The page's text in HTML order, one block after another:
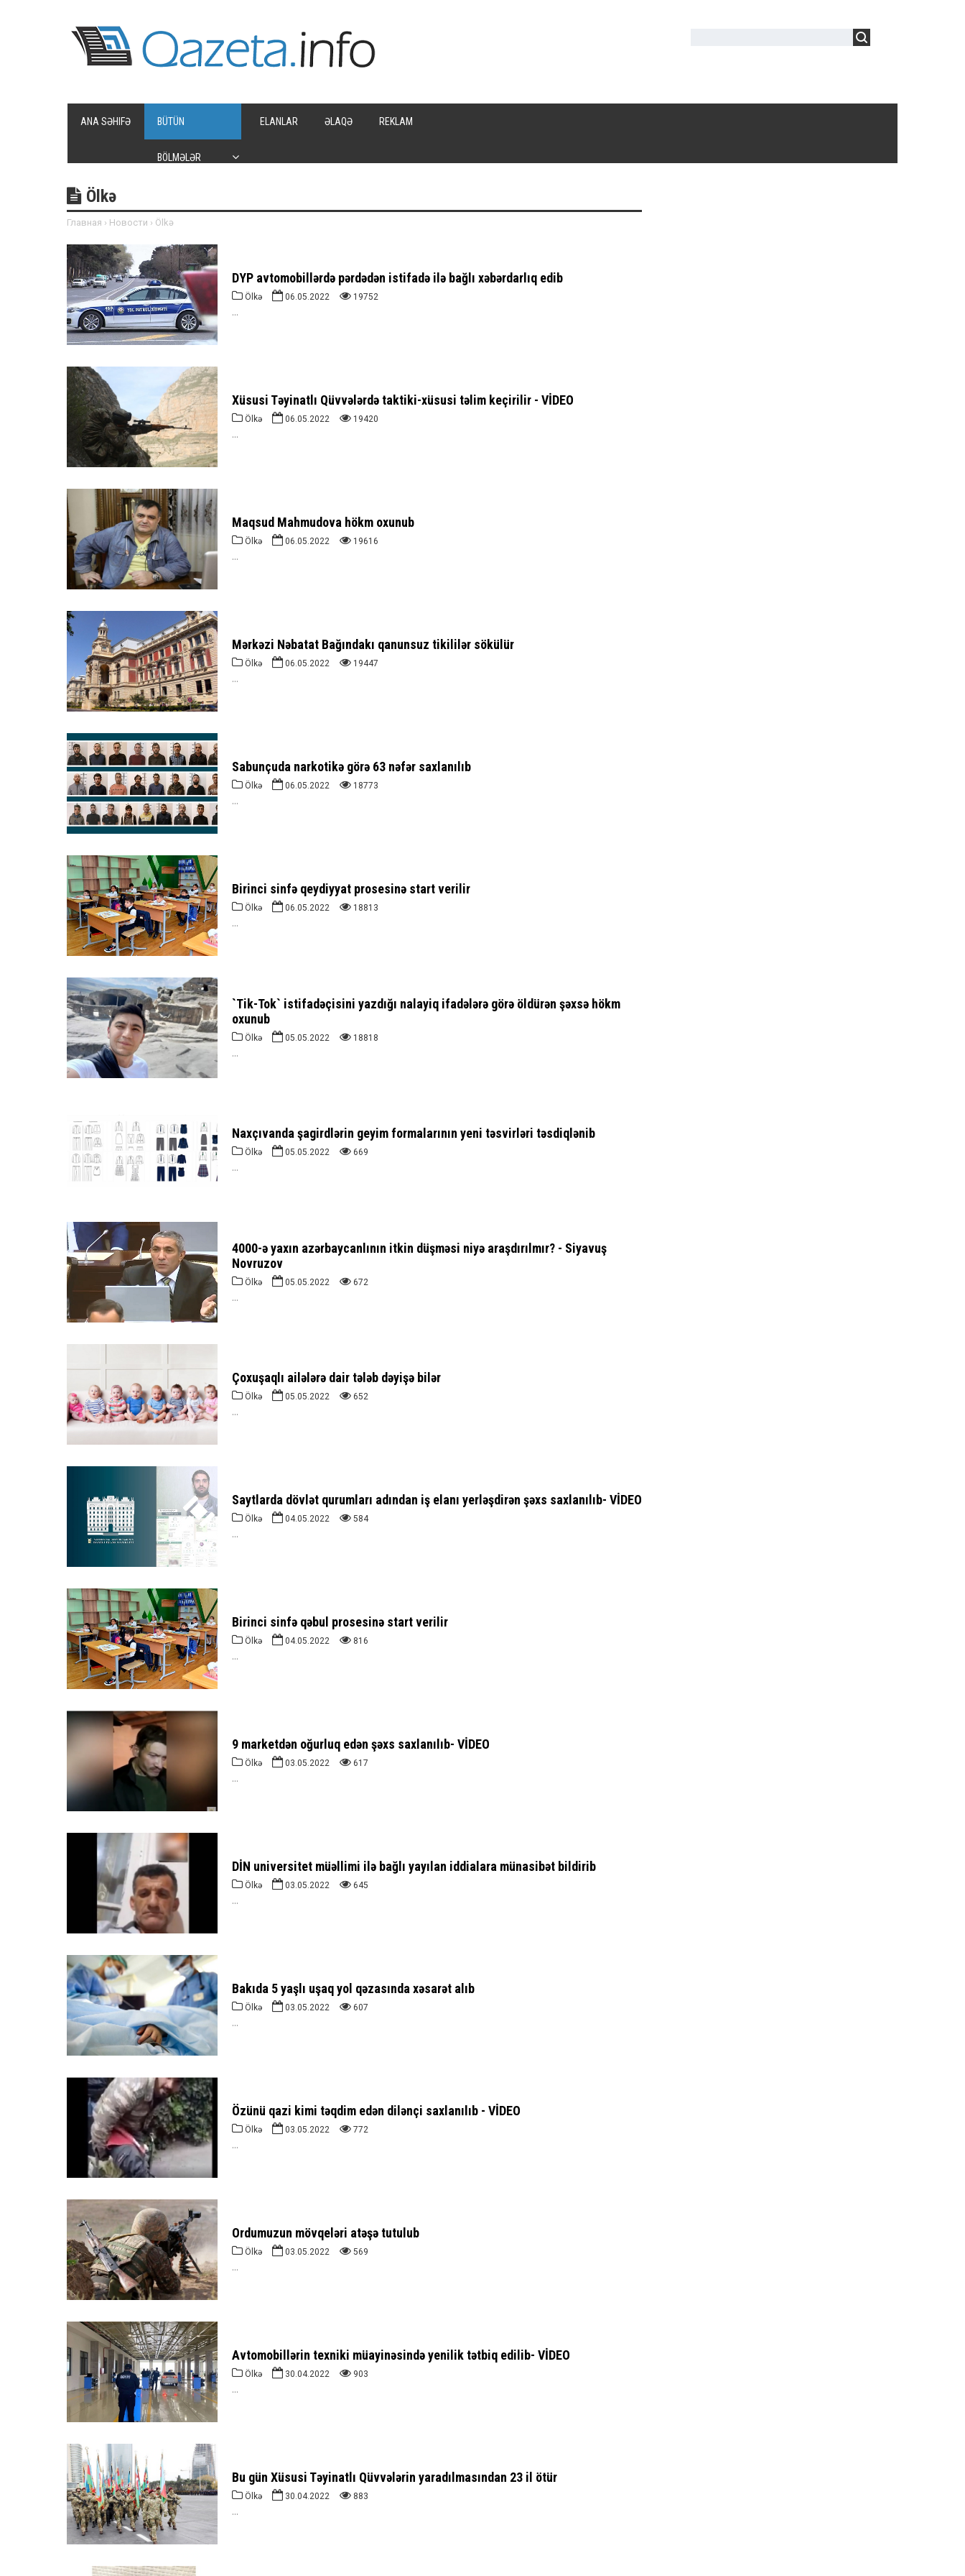
ANA SƏHIFƏ BÜTÜN
BÖLMƏLƏR
ELANLAR ƏLAQƏ REKLAM
Ölkə
Главная › Новости › Ölkə
DYP avtomobillərdə pərdədən istifadə ilə bağlı xəbərdarlıq edib
Ölkə 06.05.2022 19752
...
Xüsusi Təyinatlı Qüvvələrdə taktiki-xüsusi təlim keçirilir - VİDEO
Ölkə 06.05.2022 19420
...
Maqsud Mahmudova hökm oxunub
Ölkə 06.05.2022 19616
...
Mərkəzi Nəbatat Bağındakı qanunsuz tikililər sökülür
Ölkə 06.05.2022 19447
...
Sabunçuda narkotikə görə 63 nəfər saxlanılıb
Ölkə 06.05.2022 18773
...
Birinci sinfə qeydiyyat prosesinə start verilir
Ölkə 06.05.2022 18813
...
`Tik-Tok` istifadəçisini yazdığı nalayiq ifadələrə görə öldürən şəxsə hökm
oxunub
Ölkə 05.05.2022 18818
...
Naxçıvanda şagirdlərin geyim formalarının yeni təsvirləri təsdiqlənib
Ölkə 05.05.2022 669
...
4000-ə yaxın azərbaycanlının itkin düşməsi niyə araşdırılmır? - Siyavuş
Novruzov
Ölkə 05.05.2022 672
...
Çoxuşaqlı ailələrə dair tələb dəyişə bilər
Ölkə 05.05.2022 652
...
Saytlarda dövlət qurumları adından iş elanı yerləşdirən şəxs saxlanılıb- VİDEO
Ölkə 04.05.2022 584
...
Birinci sinfə qəbul prosesinə start verilir
Ölkə 04.05.2022 816
...
9 marketdən oğurluq edən şəxs saxlanılıb- VİDEO
Ölkə 03.05.2022 617
...
DİN universitet müəllimi ilə bağlı yayılan iddialara münasibət bildirib
Ölkə 03.05.2022 645
...
Bakıda 5 yaşlı uşaq yol qəzasında xəsarət alıb
Ölkə 03.05.2022 607
...
Özünü qazi kimi təqdim edən dilənçi saxlanılıb - VİDEO
Ölkə 03.05.2022 772
...
Ordumuzun mövqeləri atəşə tutulub
Ölkə 03.05.2022 569
...
Avtomobillərin texniki müayinəsində yenilik tətbiq edilib- VİDEO
Ölkə 30.04.2022 903
...
Bu gün Xüsusi Təyinatlı Qüvvələrin yaradılmasından 23 il ötür
Ölkə 30.04.2022 883
...